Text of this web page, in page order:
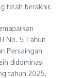
telah berakhir.
No. 5 Tahun
Persaingan
didominasi
tahun 2025,